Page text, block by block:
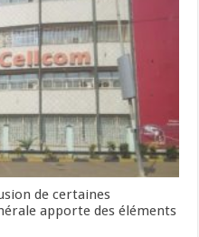
de certaines
apporte des éléments